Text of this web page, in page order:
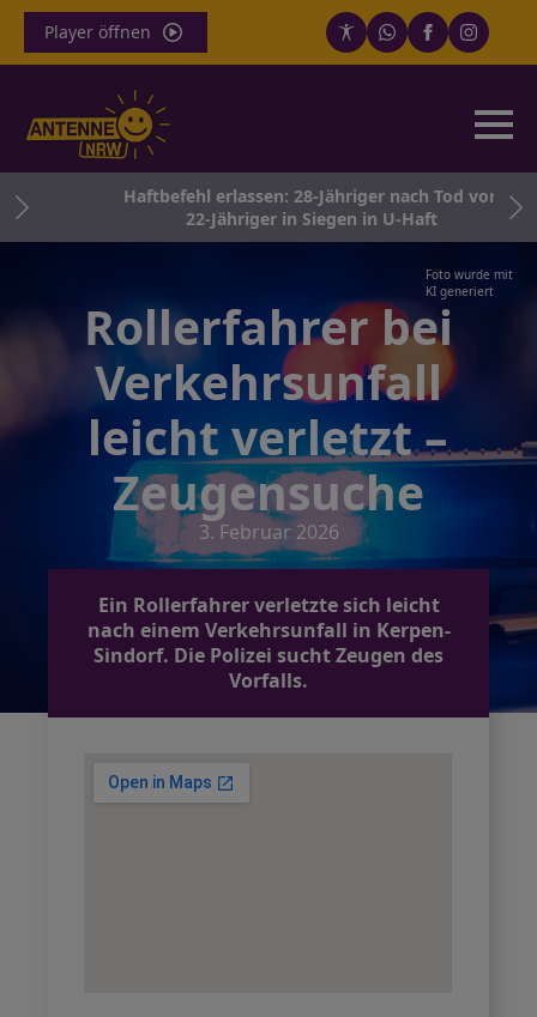
Player öffnen
Haftbefehl erlassen: 28-Jähriger nach Tod von
22-Jähriger in Siegen in U-Haft
Foto wurde mit
KI generiert
Rollerfahrer bei
Verkehrsunfall
leicht verletzt –
Zeugensuche
3. Februar 2026
Ein Rollerfahrer verletzte sich leicht
nach einem Verkehrsunfall in Kerpen-
Sindorf. Die Polizei sucht Zeugen des
Vorfalls.